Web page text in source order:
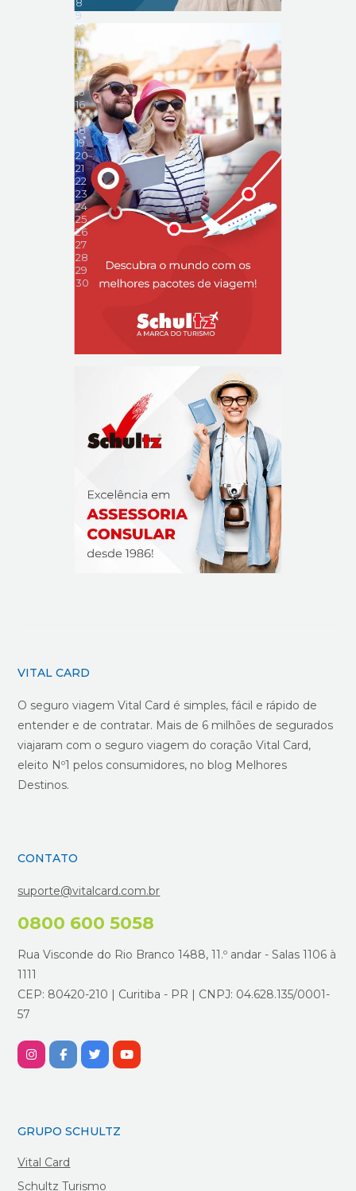
VITAL CARD
O seguro viagem Vital Card é simples, fácil e rápido de
entender e de contratar. Mais de 6 milhões de segurados
viajaram com o seguro viagem do coração Vital Card,
eleito Nº1 pelos consumidores, no blog Melhores
Destinos.
CONTATO
suporte@vitalcard.com.br
0800 600 5058
Rua Visconde do Rio Branco 1488, 11.º andar - Salas 1106 à
1111
CEP: 80420-210 | Curitiba - PR | CNPJ: 04.628.135/0001-
57
GRUPO SCHULTZ
Vital Card
Schultz Turismo